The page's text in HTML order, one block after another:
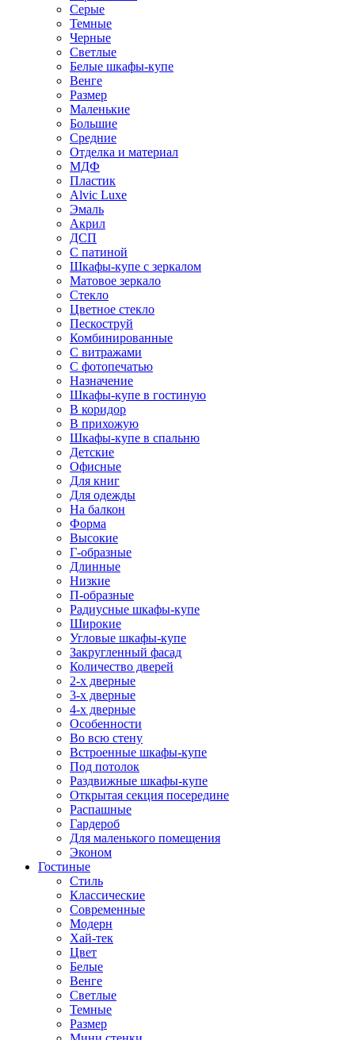
Серые
Темные
Черные
Светлые
Белые шкафы-купе
Венге
Размер
Маленькие
Большие
Средние
Отделка и материал
МДФ
Пластик
Alvic Luxe
Эмаль
Акрил
ДСП
С патиной
Шкафы-купе с зеркалом
Матовое зеркало
Стекло
Цветное стекло
Пескоструй
Комбинированные
С витражами
С фотопечатью
Назначение
Шкафы-купе в гостиную
В коридор
В прихожую
Шкафы-купе в спальню
Детские
Офисные
Для книг
Для одежды
На балкон
Форма
Высокие
Г-образные
Длинные
Низкие
П-образные
Радиусные шкафы-купе
Широкие
Угловые шкафы-купе
Закругленный фасад
Количество дверей
2-х дверные
3-х дверные
4-х дверные
Особенности
Во всю стену
Встроенные шкафы-купе
Под потолок
Раздвижные шкафы-купе
Открытая секция посередине
Распашные
Гардероб
Для маленького помещения
Эконом
Гостиные
Стиль
Классические
Современные
Модерн
Хай-тек
Цвет
Белые
Венге
Светлые
Темные
Размер